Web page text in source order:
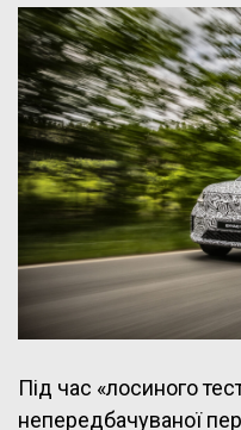
Під час «лосиного
непередбачуваної